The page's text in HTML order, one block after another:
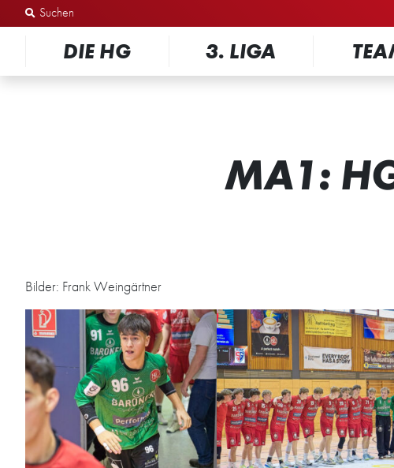
Zum Inhalt springen
DIE HG 3. LIGA
MA1:
Bilder: Frank Weingärtner